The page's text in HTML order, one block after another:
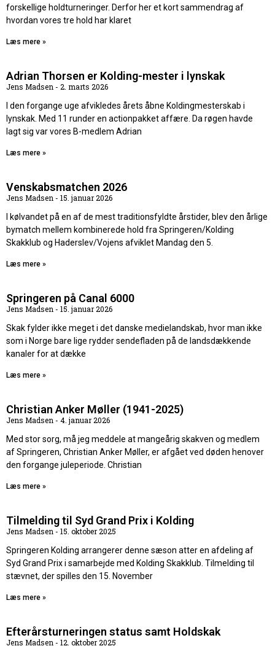
forskellige holdturneringer. Derfor her et kort sammendrag af
hvordan vores tre hold har klaret
Læs mere »
Adrian Thorsen er Kolding-mester i lynskak
Jens Madsen
2. marts 2026
I den forgange uge afvikledes årets åbne Koldingmesterskab i
lynskak. Med 11 runder en actionpakket affære. Da røgen havde
lagt sig var vores B-medlem Adrian
Læs mere »
Venskabsmatchen 2026
Jens Madsen
15. januar 2026
I kølvandet på en af de mest traditionsfyldte årstider, blev den årlige
bymatch mellem kombinerede hold fra Springeren/Kolding
Skakklub og Haderslev/Vojens afviklet Mandag den 5.
Læs mere »
Springeren på Canal 6000
Jens Madsen
15. januar 2026
Skak fylder ikke meget i det danske medielandskab, hvor man ikke
som i Norge bare lige rydder sendefladen på de landsdækkende
kanaler for at dække
Læs mere »
Christian Anker Møller (1941-2025)
Jens Madsen
4. januar 2026
Med stor sorg, må jeg meddele at mangeårig skakven og medlem
af Springeren, Christian Anker Møller, er afgået ved døden henover
den forgange juleperiode. Christian
Læs mere »
Tilmelding til Syd Grand Prix i Kolding
Jens Madsen
15. oktober 2025
Springeren Kolding arrangerer denne sæson atter en afdeling af
Syd Grand Prix i samarbejde med Kolding Skakklub. Tilmelding til
stævnet, der spilles den 15. November
Læs mere »
Efterårsturneringen status samt Holdskak
Jens Madsen 12. oktober 2025